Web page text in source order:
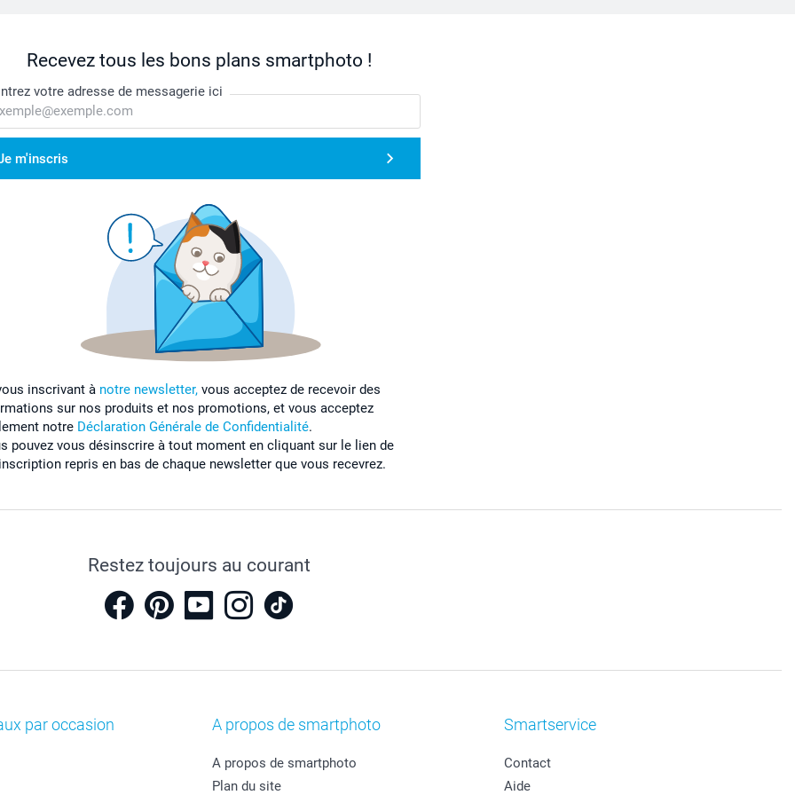
Recevez tous les bons plans smartphoto !
votre adresse de messagerie ici
m'inscris
inscrivant à notre newsletter, vous acceptez de recevoir des
sur nos produits et nos promotions, et vous acceptez
notre Déclaration Générale de Confidentialité.
pouvez vous désinscrire à tout moment en cliquant sur le lien de
repris en bas de chaque newsletter que vous recevrez.
Restez toujours au courant
par occasion A propos de smartphoto
A propos de smartphoto
Plan du site
Smartservice
Contact
Aide